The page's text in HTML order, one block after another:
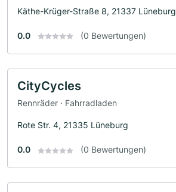
Käthe-Krüger-Straße 8, 21337 Lüneburg
0.0 (0 Bewertungen)
CityCycles
Rennräder · Fahrradladen
Rote Str. 4, 21335 Lüneburg
0.0 (0 Bewertungen)